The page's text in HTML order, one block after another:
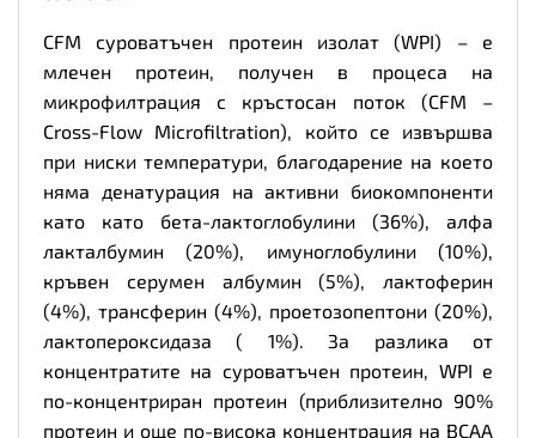
CFM суроватъчен протеин изолат (WPI) – е
млечен протеин, получен в процеса на
микрофилтрация с кръстосан поток (CFM –
Cross-Flow Microfiltration), който се извършва
при ниски температури, благодарение на което
няма денатурация на активни биокомпоненти
като като бета-лактоглобулини (36%), алфа
лакталбумин (20%), имуноглобулини (10%),
кръвен серумен албумин (5%), лактоферин
(4%), трансферин (4%), проетозопептони (20%),
лактопероксидаза ( 1%). За разлика от
концентратите на суроватъчен протеин, WPI е
по-концентриран протеин (приблизително 90%
протеин и още по-висока концентрация на BCAA